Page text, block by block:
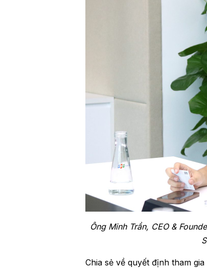
Ông Minh Trần, CEO &
Chia sẻ về quyết định tham